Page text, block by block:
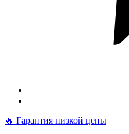
🔥 Гарантия низкой цены